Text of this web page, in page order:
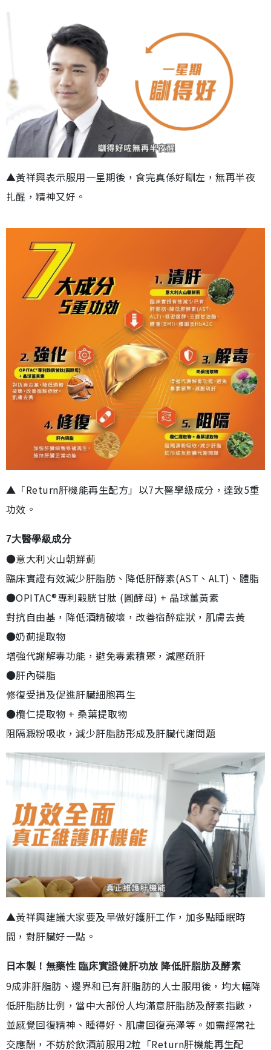
▲黃祥興表示服用一星期後，食完真係好瞓左，無再半夜
扎醒，精神又好。
▲「Return肝機能再生配方」以7大醫學級成分，達致5重
功效。
7大醫學級成分
●意大利火山朝鮮薊
臨床實證有效減少肝脂肪、降低肝酵素(AST、ALT)、體脂
●OPITAC®專利穀胱甘肽 (圓酵母) + 晶球薑黃素
對抗自由基，降低酒精破壞，改善宿醉症狀，肌膚去黃
●奶薊提取物
增強代謝解毒功能，避免毒素積聚，減壓疏肝
●肝內磷脂
修復受損及促進肝臟細胞再生
●欖仁提取物 + 桑葉提取物
阻隔澱粉吸收，減少肝脂肪形成及肝臟代謝問題
▲黃祥興建議大家要及早做好護肝工作，加多點睡眠時
間，對肝臟好一點。
日本製！無藥性 臨床實證健肝功放 降低肝脂肪及酵素
9成非肝脂肪、邊界和已有肝脂肪的人士服用後，均大幅降
低肝脂肪比例，當中大部份人均滿意肝脂肪及酵素指數，
並感覺回復精神、睡得好、肌膚回復亮澤等。如需經常社
交應酬，不妨於飲酒前服用2粒「Return肝機能再生配